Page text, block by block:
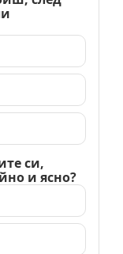
си,
и ясно?